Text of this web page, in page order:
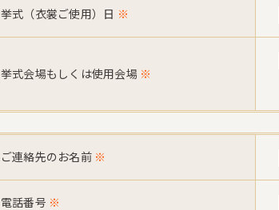
挙式（衣裳ご使用）日 ※
挙式会場もしくは使用会場 ※
ご連絡先のお名前 ※
電話番号 ※